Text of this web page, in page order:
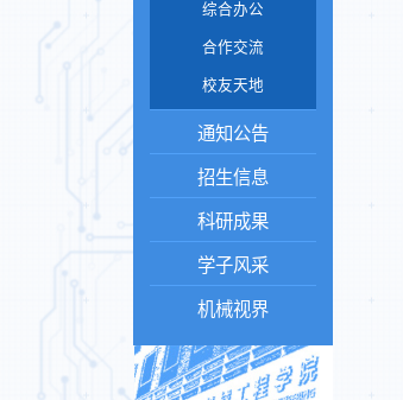
综合办公
合作交流
校友天地
通知公告
招生信息
科研成果
学子风采
机械视界